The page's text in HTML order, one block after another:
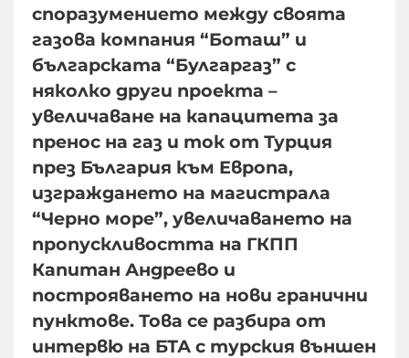
споразумението между своята
газова компания “Боташ” и
българската “Булгаргаз” с
няколко други проекта –
увеличаване на капацитета за
пренос на газ и ток от Турция
през България към Европа,
изграждането на магистрала
“Черно море”, увеличаването на
пропускливостта на ГКПП
Капитан Андреево и
построяването на нови гранични
пунктове. Това се разбира от
интервю на БТА с турския външен